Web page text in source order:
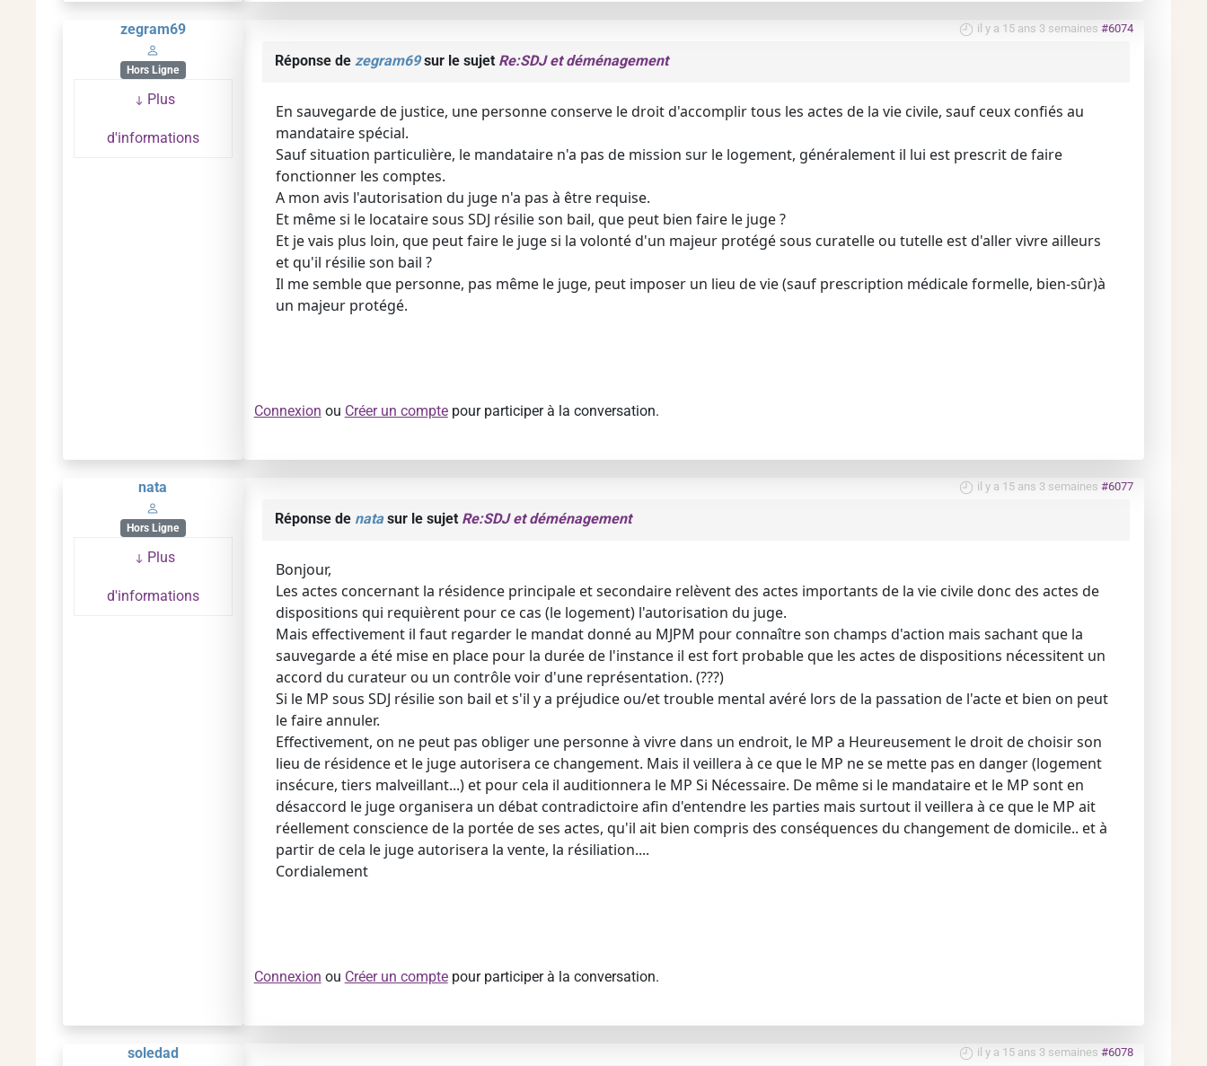
zegram69
Hors Ligne
Plus
d'informations
il y a 15 ans 3 semaines #6074
Réponse de zegram69sur le sujet Re:SDJ et déménagement
En sauvegarde de justice, une personne conserve le droit d'accomplir tous les actes de la vie civile, sauf ceux confiés au
mandataire spécial.
Sauf situation particulière, le mandataire n'a pas de mission sur le logement, généralement il lui est prescrit de faire
fonctionner les comptes.
A mon avis l'autorisation du juge n'a pas à être requise.
Et même si le locataire sous SDJ résilie son bail, que peut bien faire le juge ?
Et je vais plus loin, que peut faire le juge si la volonté d'un majeur protégé sous curatelle ou tutelle est d'aller vivre ailleurs
et qu'il résilie son bail ?
Il me semble que personne, pas même le juge, peut imposer un lieu de vie (sauf prescription médicale formelle, bien-sûr)à
un majeur protégé.
Connexion ou Créer un comptepour participer à la conversation.
nata
Hors Ligne
Plus
d'informations
il y a 15 ans 3 semaines #6077
Réponse de natasur le sujet Re:SDJ et déménagement
Bonjour,
Les actes concernant la résidence principale et secondaire relèvent des actes importants de la vie civile donc des actes de
dispositions qui requièrent pour ce cas (le logement) l'autorisation du juge.
Mais effectivement il faut regarder le mandat donné au MJPM pour connaître son champs d'action mais sachant que la
sauvegarde a été mise en place pour la durée de l'instance il est fort probable que les actes de dispositions nécessitent un
accord du curateur ou un contrôle voir d'une représentation. (???)
Si le MP sous SDJ résilie son bail et s'il y a préjudice ou/et trouble mental avéré lors de la passation de l'acte et bien on peut
le faire annuler.
Effectivement, on ne peut pas obliger une personne à vivre dans un endroit, le MP a Heureusement le droit de choisir son
lieu de résidence et le juge autorisera ce changement. Mais il veillera à ce que le MP ne se mette pas en danger (logement
insécure, tiers malveillant...) et pour cela il auditionnera le MP Si Nécessaire. De même si le mandataire et le MP sont en
désaccord le juge organisera un débat contradictoire afin d'entendre les parties mais surtout il veillera à ce que le MP ait
réellement conscience de la portée de ses actes, qu'il ait bien compris des conséquences du changement de domicile.. et à
partir de cela le juge autorisera la vente, la résiliation....
Cordialement
Connexion ou Créer un comptepour participer à la conversation.
soledad il y a 15 ans 3 semaines #6078